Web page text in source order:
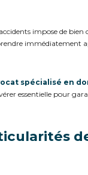
impose de bien
immédiatement
spécialisé en
essentielle pour